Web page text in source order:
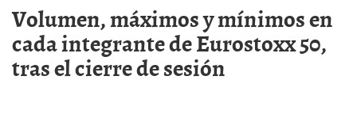
Volumen, máximos y mínimos en
cada integrante de Eurostoxx 50,
tras el cierre de sesión